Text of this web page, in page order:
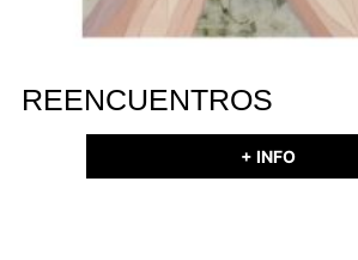
REENCUENTROS
+ INFO